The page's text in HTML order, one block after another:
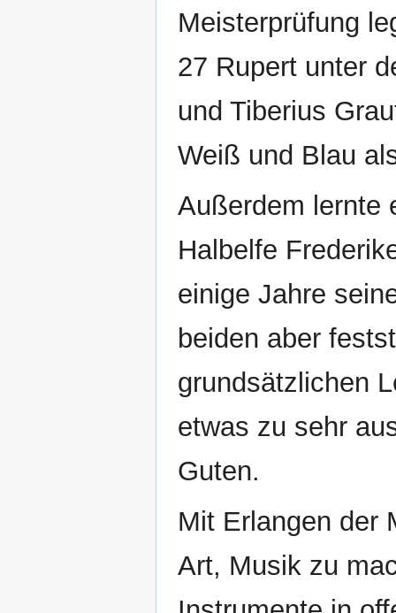
Meisterprüfung
27 Rupert unter
und Tiberius
Weiß und Blau
Außerdem lernte
Halbelfe
einige Jahre
beiden aber
grundsätzlichen
etwas zu sehr
Guten.
Mit Erlangen der
Art, Musik zu